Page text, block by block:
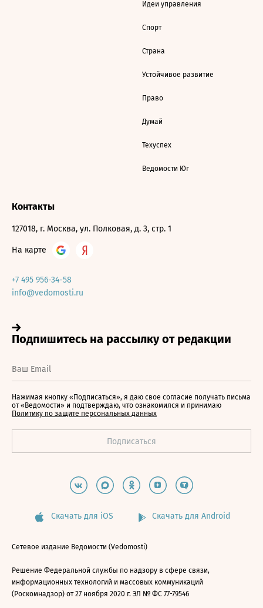
Идеи управления
Спорт
Страна
Устойчивое развитие
Право
Думай
Техуспех
Ведомости Юг
Контакты
127018, г. Москва, ул. Полковая, д. 3, стр. 1
На карте
+7 495 956-34-58
info@vedomosti.ru
Нажимая кнопку «Подписаться», я даю свое согласие получать письма
от «Ведомости» и подтверждаю, что ознакомился и принимаю
Политику по защите персональных данных
Скачать для iOS Скачать для Android
Сетевое издание Ведомости (Vedomosti)
Решение Федеральной службы по надзору в сфере связи,
информационных технологий и массовых коммуникаций
(Роскомнадзор) от 27 ноября 2020 г. ЭЛ № ФС 77-79546